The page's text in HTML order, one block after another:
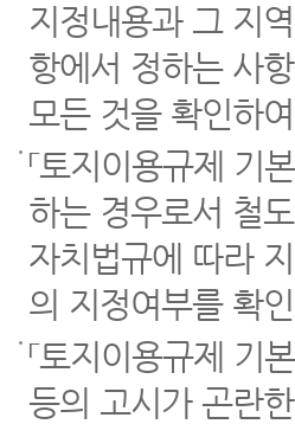
지정내용과 그 지
항에서 정하는 사
모든 것을 확인하
「토지이용규제 기
하는 경우로서 철
자치법규에 따라
의 지정여부를 확
「토지이용규제 기
등의 고시가 곤란